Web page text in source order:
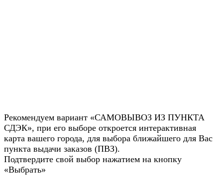
Рекомендуем вариант «САМОВЫВОЗ ИЗ ПУНКТА
СДЭК», при его выборе откроется интерактивная
карта вашего города, для выбора ближайшего для Вас
пункта выдачи заказов (ПВЗ).
Подтвердите свой выбор нажатием на кнопку
«Выбрать»